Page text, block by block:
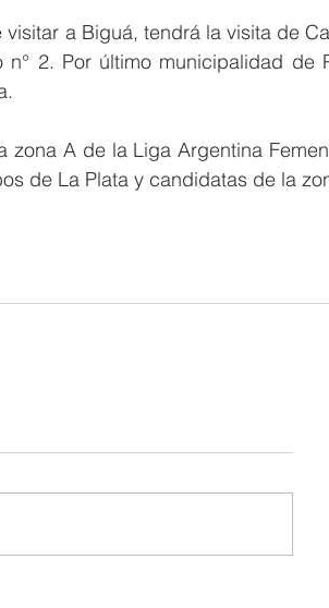
a Biguá, tendrá la visita de
2. Por último municipalidad de
de La Plata y candidatas de la